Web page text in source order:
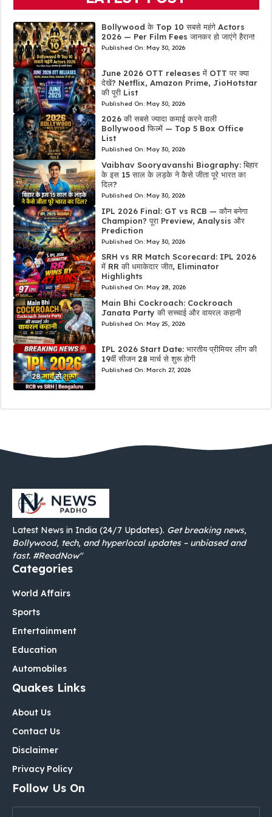
Bollywood के Top 10 सबसे महंगे Actors
2026 — Per Film Fees जानकर हो जाएंगे हैरान!
Published On: May 30, 2026
June 2026 OTT releases में OTT पर क्या
देखें? Netflix, Amazon Prime, JioHotstar
की पूरी List
Published On: May 30, 2026
2026 की सबसे ज्यादा कमाई करने वाली
Bollywood फिल्में — Top 5 Box Office
List
Published On: May 30, 2026
Vaibhav Sooryavanshi Biography: बिहार
के इस 15 साल के लड़के ने कैसे जीता पूरे भारत का
दिल?
Published On: May 30, 2026
IPL 2026 Final: GT vs RCB — कौन बनेगा
Champion? पूरा Preview, Analysis और
Prediction
Published On: May 30, 2026
SRH vs RR Match Scorecard: IPL 2026
में RR की धमाकेदार जीत, Eliminator
Highlights
Published On: May 28, 2026
Main Bhi Cockroach: Cockroach
Janata Party की सच्चाई और वायरल कहानी
Published On: May 25, 2026
IPL 2026 Start Date: भारतीय प्रीमियर लीग की
19वीं सीजन 28 मार्च से शुरू होगी
Published On: March 27, 2026
Latest News in India (24/7 Updates). Get breaking news,
Bollywood, tech, and hyperlocal updates – unbiased and
fast. #ReadNow"
Categories
World Affairs
Sports
Entertainment
Education
Automobiles
Quakes Links
About Us
Contact Us
Disclaimer
Privacy Policy
Follow Us On